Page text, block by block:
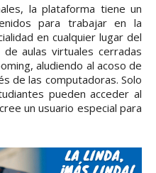
la plataforma tiene un
para trabajar en la
en cualquier lugar del
aulas virtuales cerradas
aludiendo al acoso de
de las computadoras. Solo
pueden acceder al
un usuario especial para